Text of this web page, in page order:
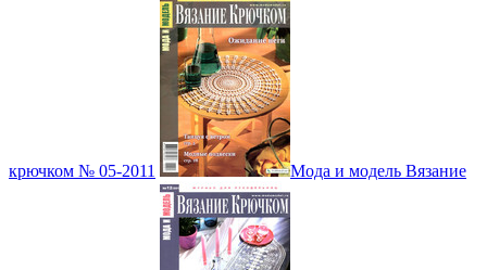
крючком № 05-2011 Мода и модель Вязание